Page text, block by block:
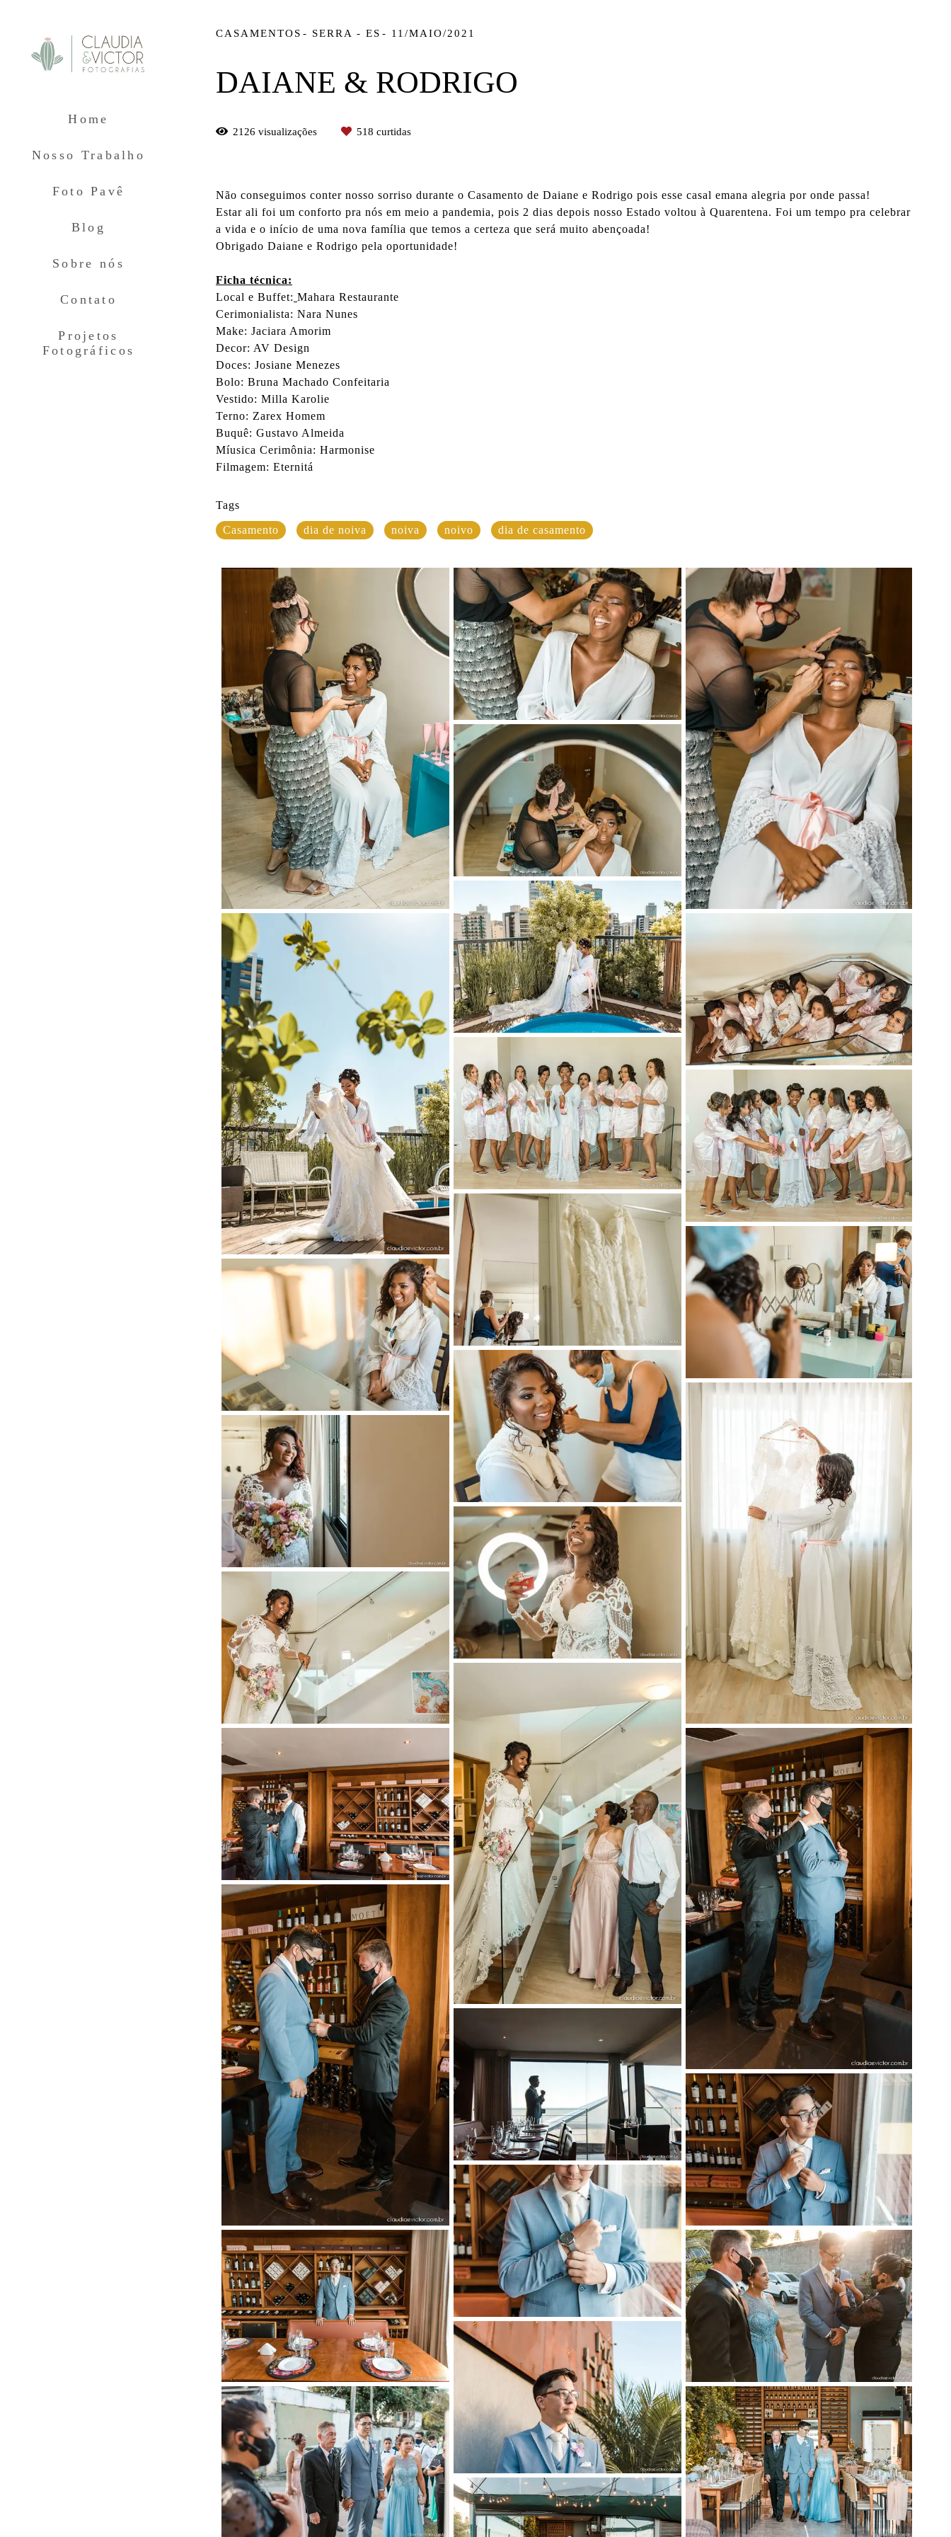
Home
Nosso Trabalho
Foto Pavê
Blog
Sobre nós
Contato
Projetos
Fotográficos
CASAMENTOS SERRA - ES 11/MAIO/2021
DAIANE & RODRIGO
2126 visualizações 518 curtidas
Não conseguimos conter nosso sorriso durante o Casamento de Daiane e Rodrigo pois esse casal emana alegria por onde passa!
Estar ali foi um conforto pra nós em meio a pandemia, pois 2 dias depois nosso Estado voltou à Quarentena. Foi um tempo pra celebrar
a vida e o início de uma nova família que temos a certeza que será muito abençoada!
Obrigado Daiane e Rodrigo pela oportunidade!
Ficha técnica:
Local e Buffet: Mahara Restaurante
Cerimonialista: Nara Nunes
Make: Jaciara Amorim
Decor: AV Design
Doces: Josiane Menezes
Bolo: Bruna Machado Confeitaria
Vestido: Milla Karolie
Terno: Zarex Homem
Buquê: Gustavo Almeida
Míusica Cerimônia: Harmonise
Filmagem: Eternitá
Tags
Casamento
dia de noiva noiva noivo dia de casamento